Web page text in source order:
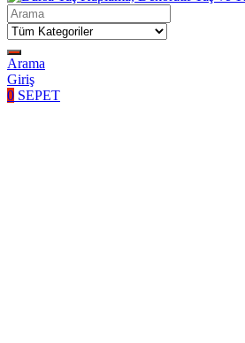
Arama
Giriş
0 SEPET